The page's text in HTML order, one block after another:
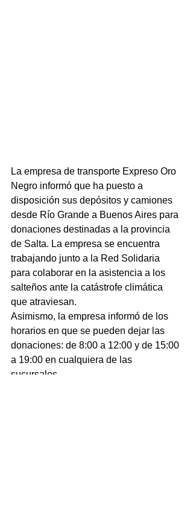
La empresa de transporte Expreso Oro
Negro informó que ha puesto a
disposición sus depósitos y camiones
desde Río Grande a Buenos Aires para
donaciones destinadas a la provincia
de Salta. La empresa se encuentra
trabajando junto a la Red Solidaria
para colaborar en la asistencia a los
salteños ante la catástrofe climática
que atraviesan.
Asimismo, la empresa informó de los
horarios en que se pueden dejar las
donaciones: de 8:00 a 12:00 y de 15:00
a 19:00 en cualquiera de las
sucursales.